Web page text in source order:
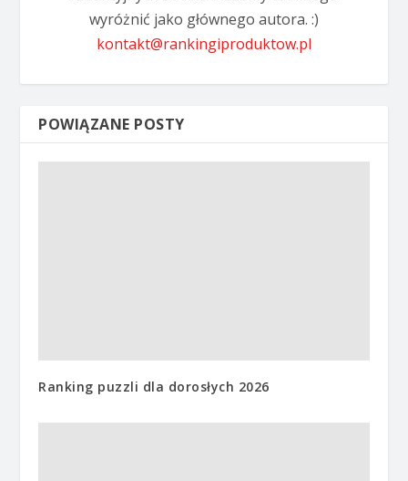
wyróżnić jako głównego autora. :)
kontakt@rankingiproduktow.pl
POWIĄZANE POSTY
Ranking puzzli dla dorosłych 2026